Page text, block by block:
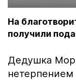
На
получили
Дедушка